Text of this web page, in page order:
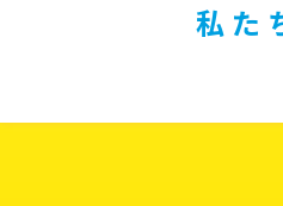
私た